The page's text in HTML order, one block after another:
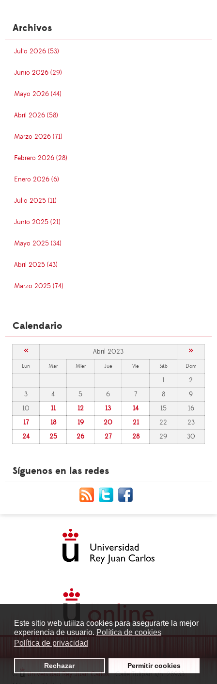
Este sitio web utiliza cookies para asegurarte la mejor
experiencia de usuario. Política de cookies
Política de privacidad
Rechazar Permitir cookies
Archivos
Julio 2026 (53)
Junio 2026 (29)
Mayo 2026 (44)
Abril 2026 (58)
Marzo 2026 (71)
Febrero 2026 (28)
Enero 2026 (6)
Julio 2025 (11)
Junio 2025 (21)
Mayo 2025 (34)
Abril 2025 (43)
Marzo 2025 (74)
Calendario
« Abril 2023 »
Lun Mar Mier Jue Vie Sáb Dom
1
2
3
4 5 6 7 8
9
10
11 12 13 14 15
16
17
18 19 20 21 22
23
24
25 26 27 28 29 30
Síguenos en las redes
© Universidad Rey Juan Carlos- Calle Tulipán s/n. 28933